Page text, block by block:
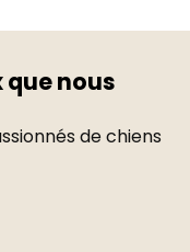
que nous
de chiens